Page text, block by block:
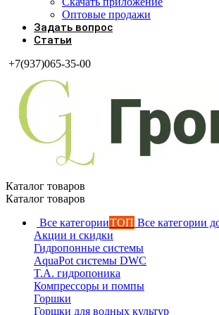
Оптовые продажи
Задать вопрос
Статьи
+7(937)065-35-00
Каталог товаров
Каталог товаров
Все категорииТОП Все категории
Акции и скидки
Гидропонные системы
AquaPot системы DWC
T.A. гидропоника
Компрессоры и помпы
Горшки
Горшки для водных культур